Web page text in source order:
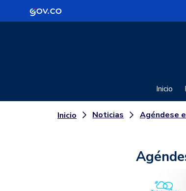
Logo Gobierno de Colombia
Inicio
Inicio Noticias Agéndese en los